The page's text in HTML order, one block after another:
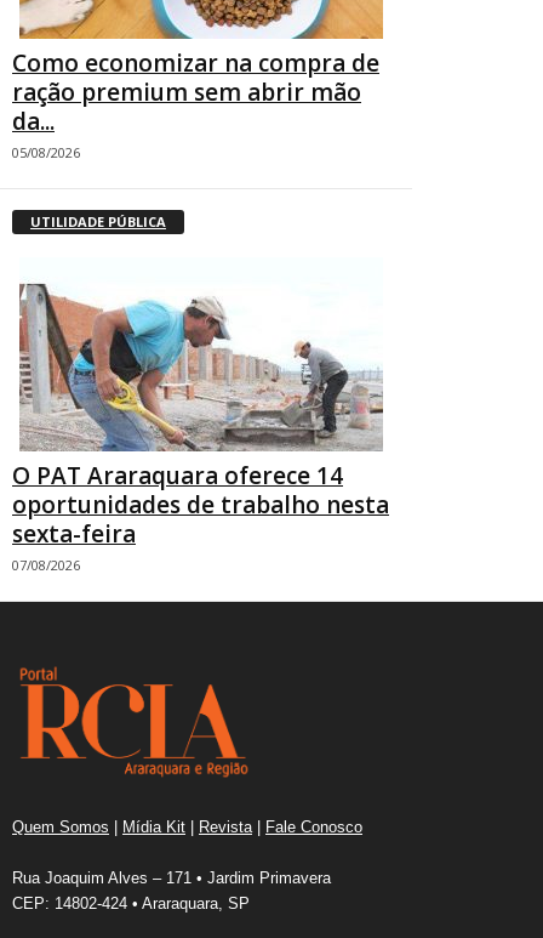
Como economizar na compra de
ração premium sem abrir mão
da...
05/08/2026
UTILIDADE PÚBLICA
O PAT Araraquara oferece 14
oportunidades de trabalho nesta
sexta-feira
07/08/2026
Quem Somos | Mídia Kit | Revista | Fale Conosco
Rua Joaquim Alves – 171 • Jardim Primavera
CEP: 14802-424 • Araraquara, SP